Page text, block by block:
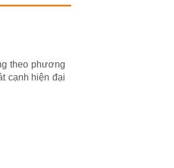
theo phương
cạnh hiện đại